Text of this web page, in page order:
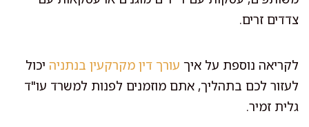
צדדים זרים.
לקריאה נוספת על איך עורך דין מקרקעין בנתניה יכול
לעזור לכם בתהליך, אתם מוזמנים לפנות למשרד עו"ד
גלית זמיר.